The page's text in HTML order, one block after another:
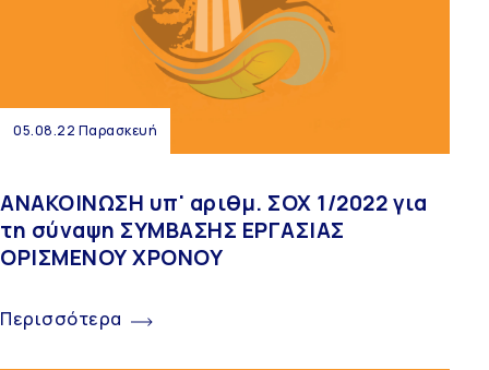
05.08.22 Παρασκευή
ΑΝΑΚΟΙΝΩΣΗ υπ' αριθμ. ΣΟΧ 1/2022 για
τη σύναψη ΣΥΜΒΑΣΗΣ ΕΡΓΑΣΙΑΣ
ΟΡΙΣΜΕΝΟΥ ΧΡΟΝΟΥ
Περισσότερα